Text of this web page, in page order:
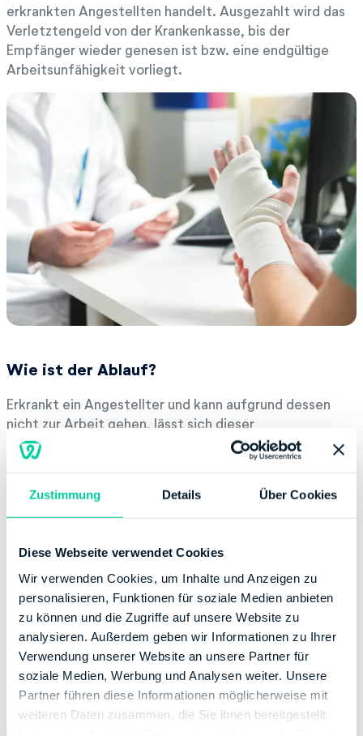
Zustimmung Details Über Cookies
Diese Webseite verwendet Cookies
Wir verwenden Cookies, um Inhalte und Anzeigen zu
personalisieren, Funktionen für soziale Medien anbieten
zu können und die Zugriffe auf unsere Website zu
analysieren. Außerdem geben wir Informationen zu Ihrer
Verwendung unserer Website an unsere Partner für
soziale Medien, Werbung und Analysen weiter. Unsere
Partner führen diese Informationen möglicherweise mit
weiteren Daten zusammen, die Sie ihnen bereitgestellt
erkrankten Angestellten handelt. Ausgezahlt wird das
Verletztengeld von der Krankenkasse, bis der
Empfänger wieder genesen ist bzw. eine endgültige
Arbeitsunfähigkeit vorliegt.
Wie ist der Ablauf?
Erkrankt ein Angestellter und kann aufgrund dessen
nicht zur Arbeit gehen, lässt sich dieser
krankschreiben. Für die ersten sechs Wochen ist der
Arbeitgeber für die Entgeltfortzahlung zuständig. Das
diese Zeit abgelaufen, übernimmt die Krankenkasse die
Lohnfortzahlung. Die Auszahlung von
Verletztengeld gezahlt.
Der Unterschied hierbei liegt in der Auszahlungshöhe.
Krankengeld beträgt maximal 70 Prozent des
Bruttoverdienstes, wohingegen der Satz für
Verletztengeld bei 80 Prozent des Bruttoverdienstes
liegt. Welche Unfallursache während der Arbeitszeit
zugrunde liegt, spielt übrigens keine Rolle.